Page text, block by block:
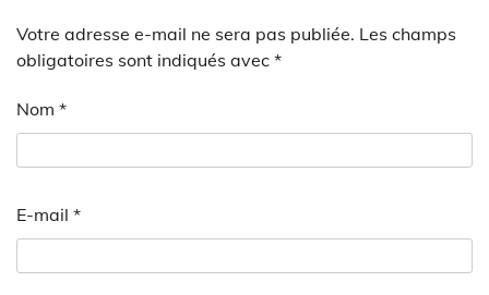
Votre adresse e-mail ne sera pas publiée. Les champs
obligatoires sont indiqués avec *
Nom *
E-mail *